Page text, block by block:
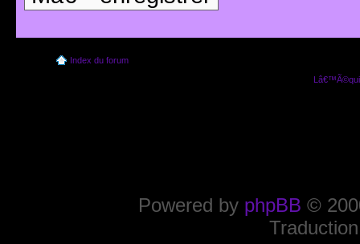
Index du forum
Powered by phpBB ©